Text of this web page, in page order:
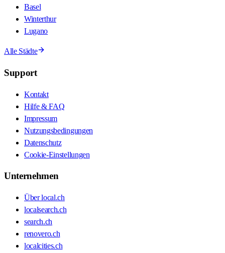
Basel
Winterthur
Lugano
Alle Städte
Support
Kontakt
Hilfe & FAQ
Impressum
Nutzungsbedingungen
Datenschutz
Cookie-Einstellungen
Unternehmen
Über local.ch
localsearch.ch
search.ch
renovero.ch
localcities.ch